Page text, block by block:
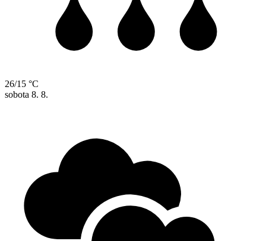
26/15 °C
sobota 8. 8.